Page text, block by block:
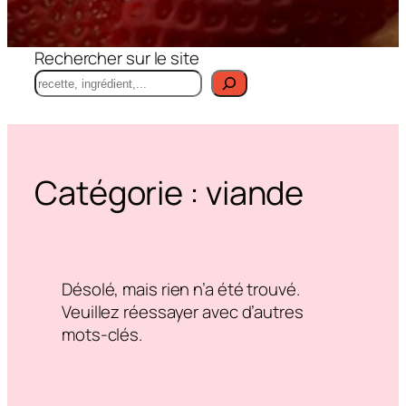
Rechercher sur le site
Catégorie : viande
Désolé, mais rien n’a été trouvé.
Veuillez réessayer avec d’autres
mots-clés.